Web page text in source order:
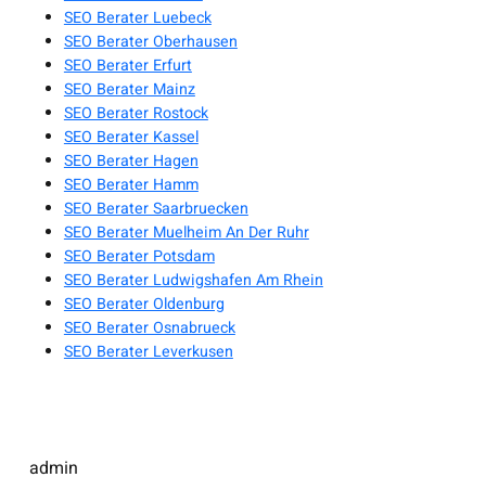
SEO Berater Luebeck
SEO Berater Oberhausen
SEO Berater Erfurt
SEO Berater Mainz
SEO Berater Rostock
SEO Berater Kassel
SEO Berater Hagen
SEO Berater Hamm
SEO Berater Saarbruecken
SEO Berater Muelheim An Der Ruhr
SEO Berater Potsdam
SEO Berater Ludwigshafen Am Rhein
SEO Berater Oldenburg
SEO Berater Osnabrueck
SEO Berater Leverkusen
admin